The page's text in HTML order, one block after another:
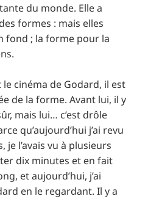
du monde. Elle a
formes : mais elles
fond ; la forme pour la
cinéma de Godard, il est
de la forme. Avant lui, il y
mais lui… c’est drôle
qu’aujourd’hui j’ai revu
je l’avais vu à plusieurs
dix minutes et en fait
et aujourd’hui, j’ai
en le regardant. Il y a